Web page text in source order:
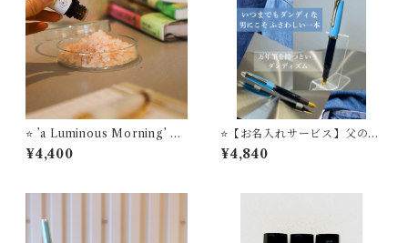
⭐️ ’a Luminous Morning’
アロマソルトディフューザ
ー STYLE OF LABオリジナ
¥4,400
⭐️【お名入れサービス】父の日
ギフト 万年筆は 店主のおすす
め 'Denim' 万年筆ビュッフェ
¥4,840